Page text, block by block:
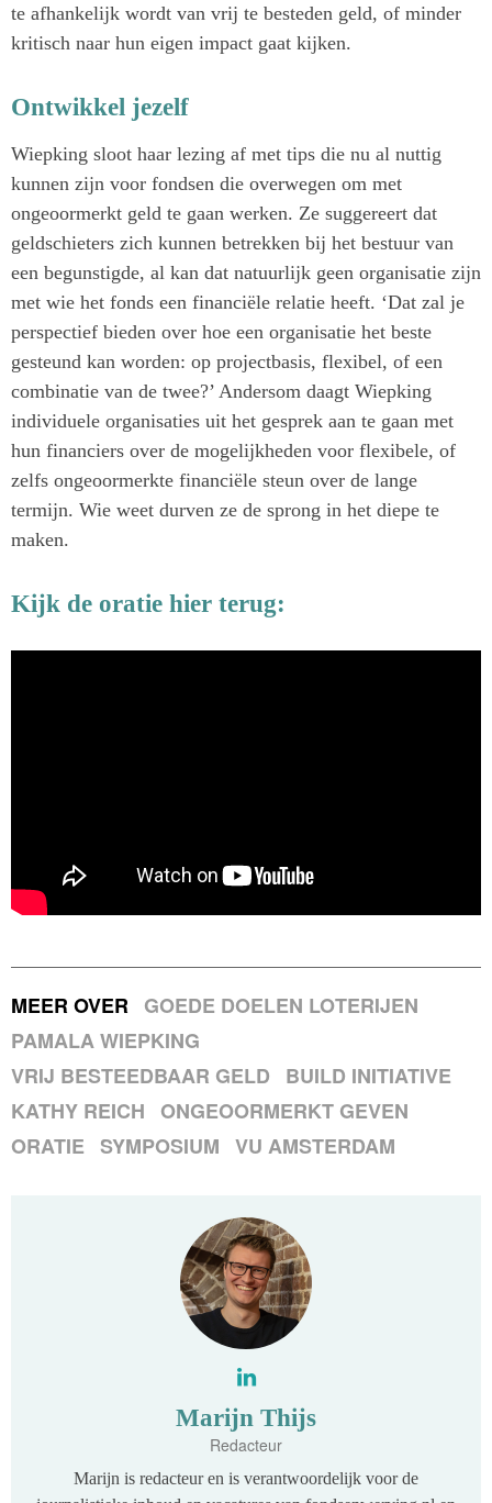
te afhankelijk wordt van vrij te besteden geld, of minder
kritisch naar hun eigen impact gaat kijken.
Ontwikkel jezelf
Wiepking sloot haar lezing af met tips die nu al nuttig
kunnen zijn voor fondsen die overwegen om met
ongeoormerkt geld te gaan werken. Ze suggereert dat
geldschieters zich kunnen betrekken bij het bestuur van
een begunstigde, al kan dat natuurlijk geen organisatie zijn
met wie het fonds een financiële relatie heeft. ‘Dat zal je
perspectief bieden over hoe een organisatie het beste
gesteund kan worden: op projectbasis, flexibel, of een
combinatie van de twee?’ Andersom daagt Wiepking
individuele organisaties uit het gesprek aan te gaan met
hun financiers over de mogelijkheden voor flexibele, of
zelfs ongeoormerkte financiële steun over de lange
termijn. Wie weet durven ze de sprong in het diepe te
maken.
Kijk de oratie hier terug:
MEER OVER GOEDE DOELEN LOTERIJEN
PAMALA WIEPKING
VRIJ BESTEEDBAAR GELD
BUILD INITIATIVE
KATHY REICH ONGEOORMERKT GEVEN
ORATIE SYMPOSIUM VU AMSTERDAM
Marijn Thijs
Redacteur
Marijn is redacteur en is verantwoordelijk voor de